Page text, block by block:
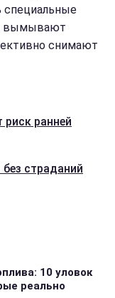
специальные
вымывают
снимают
ранней
страданий
10 уловок
реально